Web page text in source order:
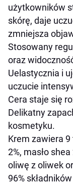
użytkowników
skórę, daje
zmniejsza
Stosowany
oraz
Uelastycznia i
uczucie
Cera staje się
Delikatny
kosmetyku.
Krem zawiera
2%, masło
oliwę z oliwek
96%